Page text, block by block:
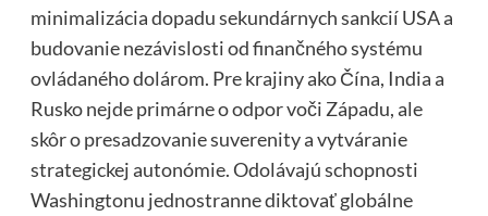
minimalizácia dopadu sekundárnych sankcií USA a
budovanie nezávislosti od finančného systému
ovládaného dolárom. Pre krajiny ako Čína, India a
Rusko nejde primárne o odpor voči Západu, ale
skôr o presadzovanie suverenity a vytváranie
strategickej autonómie. Odolávajú schopnosti
Washingtonu jednostranne diktovať globálne